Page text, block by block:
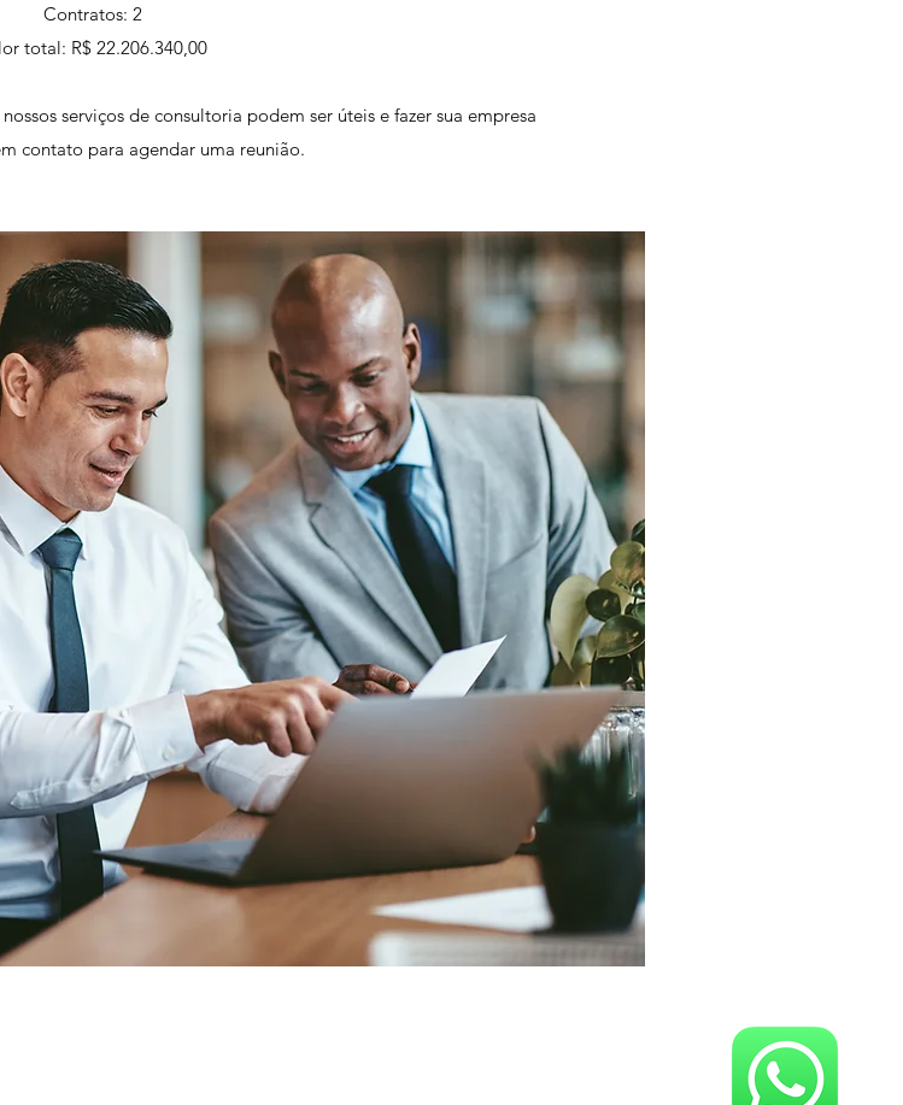
Contratos: 2
total: R$ 22.206.340,00
serviços de consultoria podem ser úteis e fazer sua empresa
contato para agendar uma reunião.